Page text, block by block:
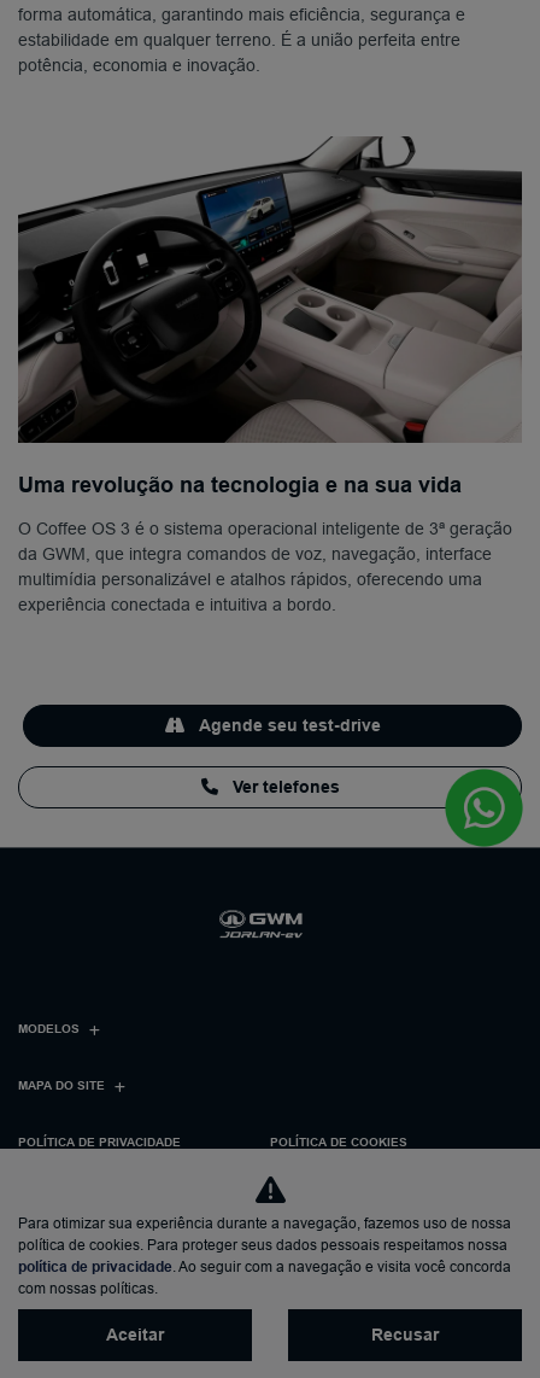
forma automática, garantindo mais eficiência, segurança e
estabilidade em qualquer terreno. É a união perfeita entre
potência, economia e inovação.
Uma revolução na tecnologia e na sua vida
O Coffee OS 3 é o sistema operacional inteligente de 3ª geração
da GWM, que integra comandos de voz, navegação, interface
multimídia personalizável e atalhos rápidos, oferecendo uma
experiência conectada e intuitiva a bordo.
Ver telefones
Agende seu test-drive
MODELOS
MAPA DO SITE
POLÍTICA DE PRIVACIDADE POLÍTICA DE COOKIES
CNPJ: 00.549.675/0006-07
Para otimizar sua experiência durante a navegação, fazemos uso de nossa
política de cookies. Para proteger seus dados pessoais respeitamos nossa
política de privacidade. Ao seguir com a navegação e visita você concorda
com nossas políticas.
Aceitar Recusar